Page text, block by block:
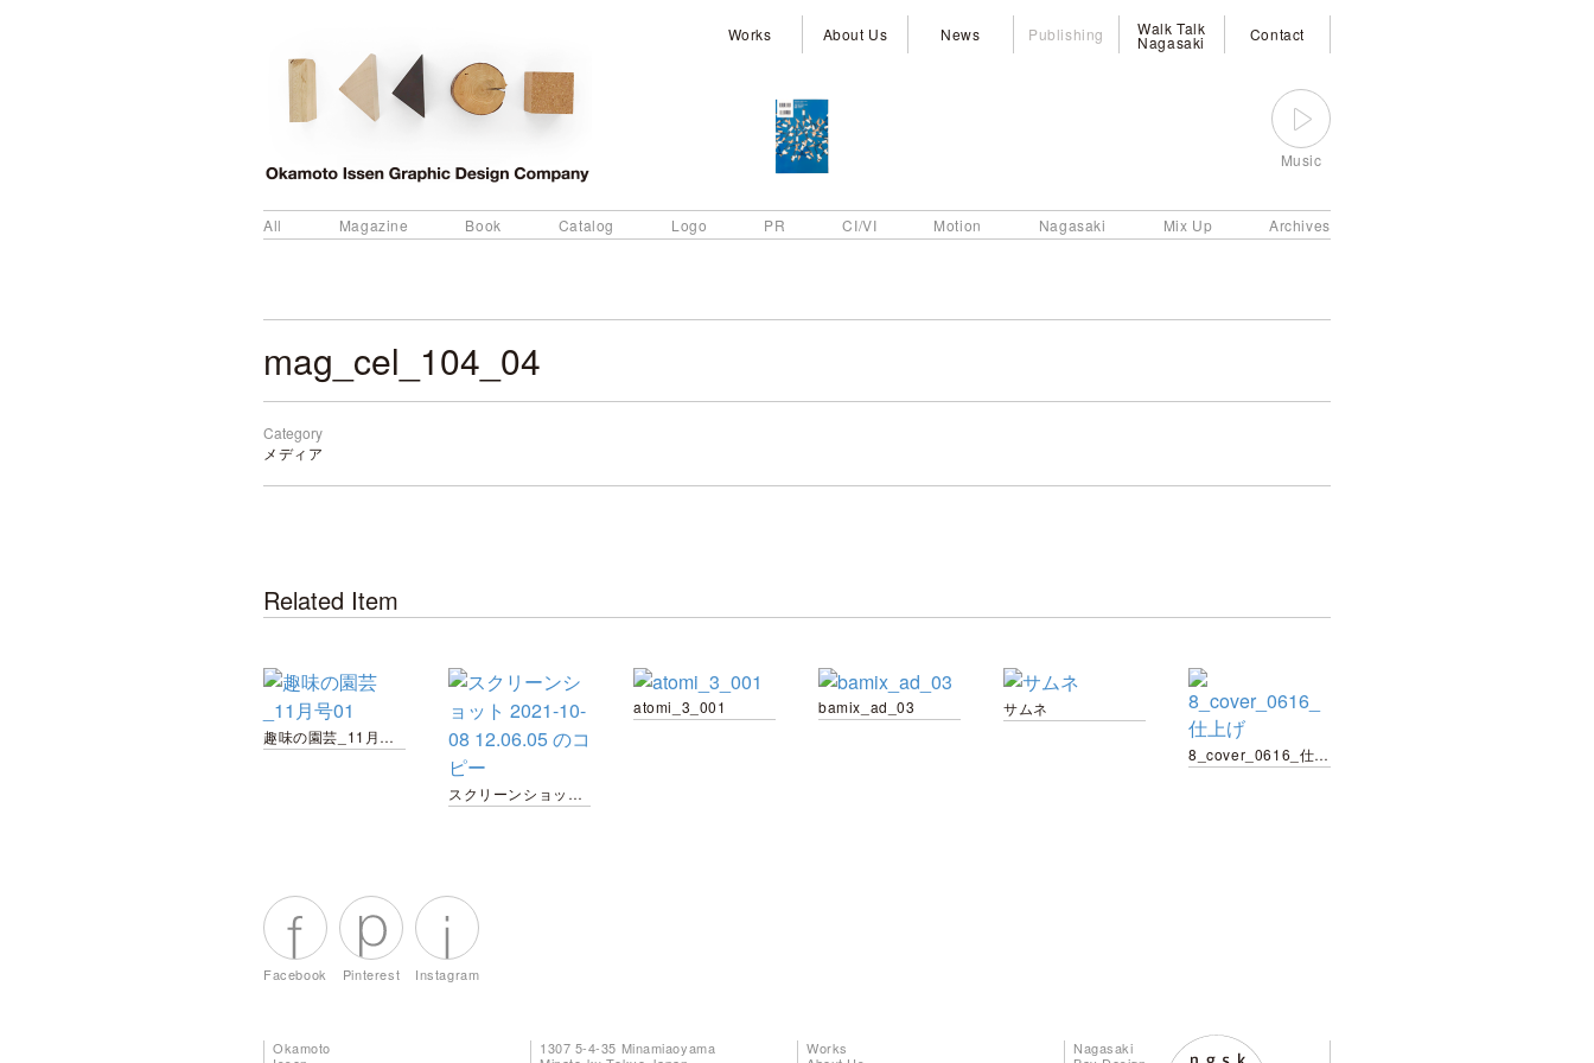
Works About Us News Publishing Walk Talk
Nagasaki Contact
Music
All Magazine Book Catalog Logo PR CI/VI Motion Nagasaki Mix Up Archives
mag_cel_104_04
Category
メディア
Related Item
趣味の園芸_11月号01
スクリーンショット 2021-10-08 12.06.05 のコピー
atomi_3_001 bamix_ad_03 サムネ
8_cover_0616_仕上げ
Facebook Pinterest Instagram
Okamoto
1307 5-4-35 Minamiaoyama
Works
Nagasaki